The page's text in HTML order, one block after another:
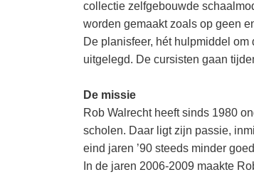
collectie zelfgebouwde
worden gemaakt zoals op geen
De planisfeer, hét hulpmiddel
uitgelegd. De cursisten gaan
De missie
Rob Walrecht heeft sinds 1980
scholen. Daar ligt zijn passie,
eind jaren ’90 steeds minder
In de jaren 2006-2009 maakte